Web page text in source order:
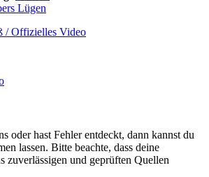
Lügen
oder hast Fehler entdeckt, dann kannst du
lassen. Bitte beachte, dass deine
zuverlässigen und geprüften Quellen